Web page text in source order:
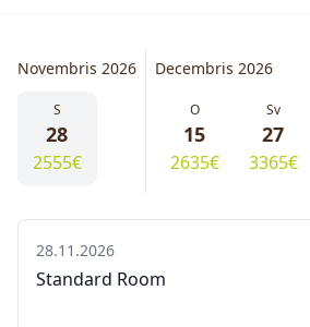
Novembris 2026
S
28
2555€
Decembris 2026
O
15
2635€
Sv
27
3365€
28.11.2026
Standard Room